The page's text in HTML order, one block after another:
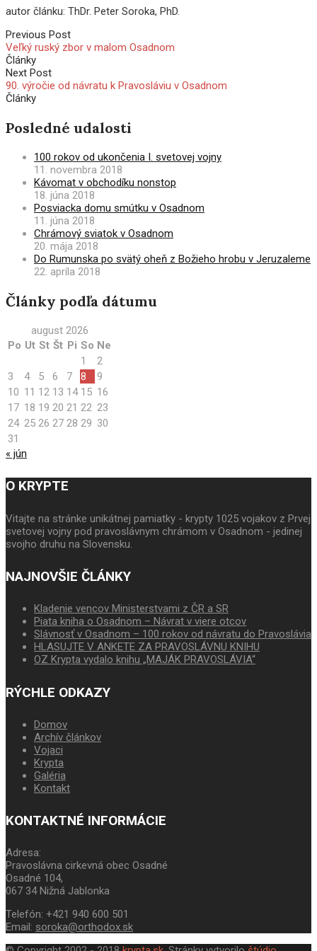
autor článku: ThDr. Peter Soroka, PhD.
Previous Post
Veľký ruský zbor v malom Osadnom
Články
Next Post
90. výročie od návratu k Pravosláviu v Osadnom
Články
Posledné udalosti
100 rokov od ukončenia I. svetovej vojny
11. novembra 2018
Kávomat v obchodíku nonstop
18. júna 2018
Posviacka domu smútku v Osadnom
11. júna 2018
Chrámový sviatok v Osadnom
20. mája 2018
Do Rumunska po svätý oheň z Božieho hrobu v Jeruzaleme
22. apríla 2018
Články podľa dátumu
august 2026
Po Ut St Št Pi So Ne
1
2
3
4 5 6 7 8
9
10 11 12 13 14 15 16
17 18 19 20 21 22 23
24 25 26 27 28 29 30
31
« jún
O KRYPTE
Vitajte na stránke unikátnej pamiatky - krypty 1025 vojakov z Prvej
svetovej vojny pod pravoslávnym chrámom v Osadnom - jedinej
svojho druhu na Slovensku.
NAJNOVŠIE ČLÁNKY
Kladenie vencov Ministerstvami z ČR a SR
Piata kniha o Osadnom – Návrat v viere otcov
Slávnosť v Osadnom – 100 rokov od návratu do Pravoslávia
HLASUJTE V ANKETE ZA PRAVOSLÁVNU KNIHU
OZ Krypta vydalo knihu „MAJÁK PRAVOSLÁVIA“
RÝCHLE ODKAZY
Domov
Archív článkov
Vojaci
Krypta
Galéria
Kontakt
KONTAKTNÉ INFORMÁCIE
Adresa:
Pravoslávna cirkevná obec Osadné
Osadné 104,
067 34 Nižná Jablonka
Telefón: +421 940 600 501
Email: soroka@orthodox.sk